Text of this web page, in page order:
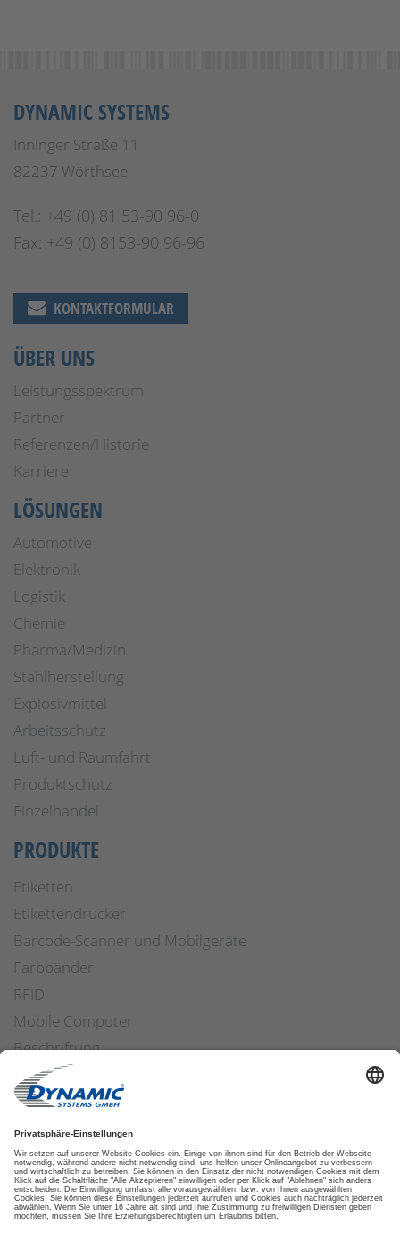
DYNAMIC SYSTEMS
Inninger Straße 11
82237 Wörthsee
Tel.: +49 (0) 81 53-90 96-0
Fax: +49 (0) 8153-90 96-96
KONTAKTFORMULAR
ÜBER UNS
Leistungsspektrum
Partner
Referenzen/Historie
Karriere
LÖSUNGEN
Automotive
Elektronik
Logistik
Chemie
Pharma/Medizin
Stahlherstellung
Explosivmittel
Arbeitsschutz
Luft- und Raumfahrt
Produktschutz
Einzelhandel
PRODUKTE
Etiketten
Etikettendrucker
Barcode-Scanner und Mobilgeräte
Farbbänder
RFID
Mobile Computer
Beschriftung
Arbeitssicherheit
Applikatoren
Etiketten Software
ETIKETTENFINDER